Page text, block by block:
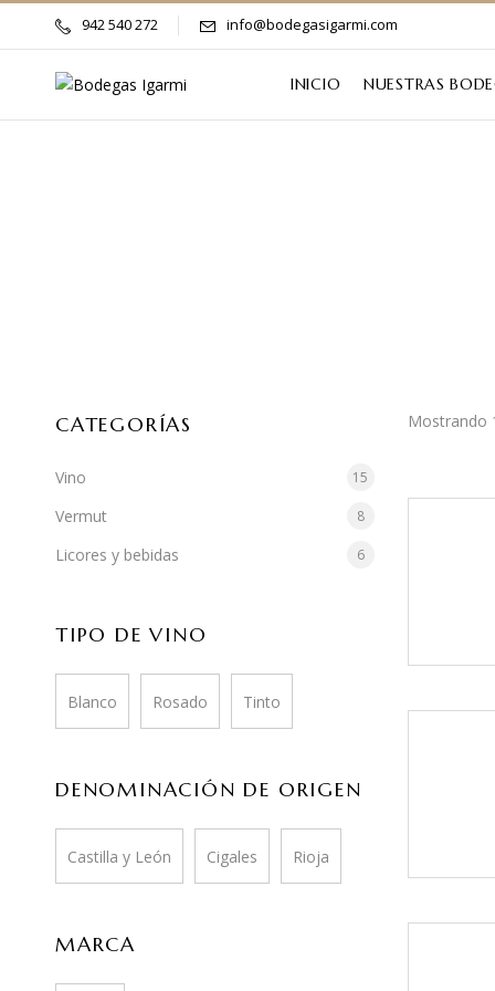
942 540 272 info@bodegasigarmi.com
INICIO NUESTRAS
CATEGORÍAS
Vino 15
Vermut 8
Licores y bebidas 6
TIPO DE VINO
Blanco Rosado Tinto
DENOMINACIÓN DE ORIGEN
Castilla y León Cigales Rioja
MARCA
Mostrando